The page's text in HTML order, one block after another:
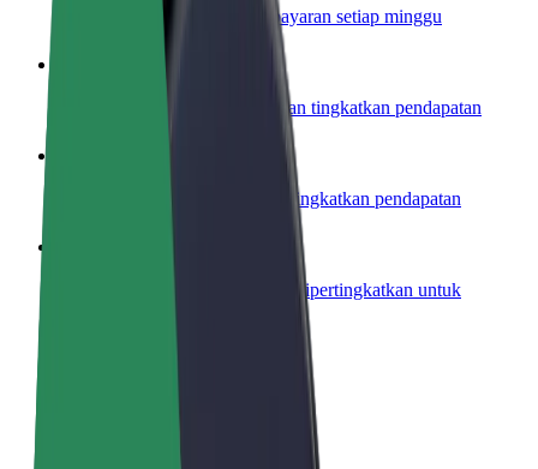
Hantar makanan dan terima bayaran setiap minggu
Tambah restoran atau kedai
Capai lebih ramai pelanggan dan tingkatkan pendapatan
Tambah fleet anda di Bolt dan tingkatkan pendapatan
Produk dan perkhidmatan Bolt dipertingkatkan untuk